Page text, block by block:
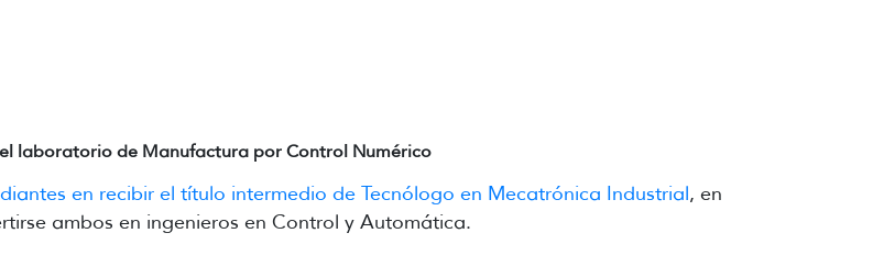
laboratorio de Manufactura por Control Numérico
en recibir el título intermedio de Tecnólogo en Mecatrónica Industrial, en
ambos en ingenieros en Control y Automática.